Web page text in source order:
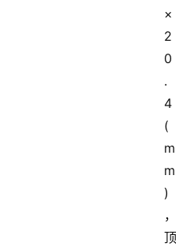
×
2
0
.
4
(
m
m
)
，
顶